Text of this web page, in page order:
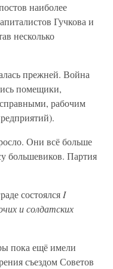
наиболее
Гучкова и
несколько
прежней. Война
помещики,
рабочим
Они всё больше
большевиков. Партия
состоялся I
и солдатских
пока ещё имели
съездом Советов